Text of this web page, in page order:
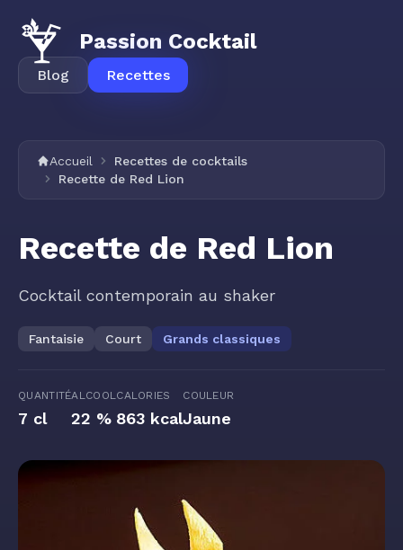
Passion Cocktail
Blog Recettes
Accueil
Recettes de cocktails
Recette de Red Lion
Recette de Red Lion
Cocktail contemporain au shaker
Fantaisie Court Grands classiques
QUANTITÉ
7 cl
ALCOOL
22 %
CALORIES
863 kcal
COULEUR
Jaune